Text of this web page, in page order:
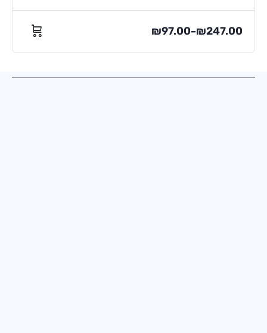
₪97.00–₪247.00